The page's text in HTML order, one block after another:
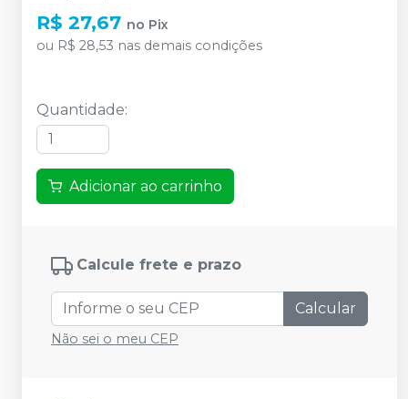
R$ 27,67 no Pix
ou R$ 28,53 nas demais condições
Quantidade:
Adicionar ao carrinho
Calcule frete e prazo
Calcular
Não sei o meu CEP